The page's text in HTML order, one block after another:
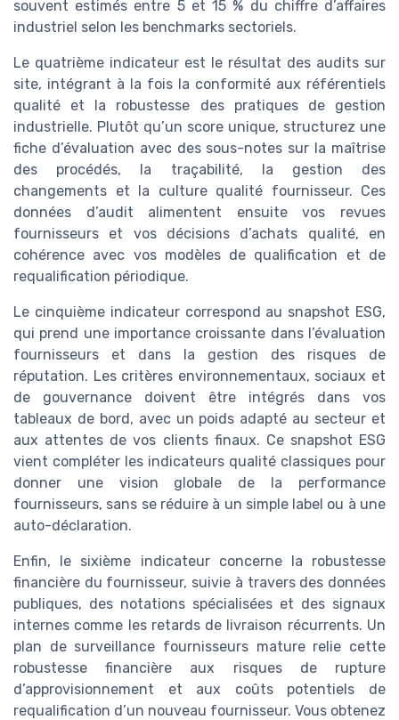
souvent estimés entre 5 et 15 % du chiffre d’affaires
industriel selon les benchmarks sectoriels.
Le quatrième indicateur est le résultat des audits sur
site, intégrant à la fois la conformité aux référentiels
qualité et la robustesse des pratiques de gestion
industrielle. Plutôt qu’un score unique, structurez une
fiche d’évaluation avec des sous-notes sur la maîtrise
des procédés, la traçabilité, la gestion des
changements et la culture qualité fournisseur. Ces
données d’audit alimentent ensuite vos revues
fournisseurs et vos décisions d’achats qualité, en
cohérence avec vos modèles de qualification et de
requalification périodique.
Le cinquième indicateur correspond au snapshot ESG,
qui prend une importance croissante dans l’évaluation
fournisseurs et dans la gestion des risques de
réputation. Les critères environnementaux, sociaux et
de gouvernance doivent être intégrés dans vos
tableaux de bord, avec un poids adapté au secteur et
aux attentes de vos clients finaux. Ce snapshot ESG
vient compléter les indicateurs qualité classiques pour
donner une vision globale de la performance
fournisseurs, sans se réduire à un simple label ou à une
auto-déclaration.
Enfin, le sixième indicateur concerne la robustesse
financière du fournisseur, suivie à travers des données
publiques, des notations spécialisées et des signaux
internes comme les retards de livraison récurrents. Un
plan de surveillance fournisseurs mature relie cette
robustesse financière aux risques de rupture
d’approvisionnement et aux coûts potentiels de
requalification d’un nouveau fournisseur. Vous obtenez